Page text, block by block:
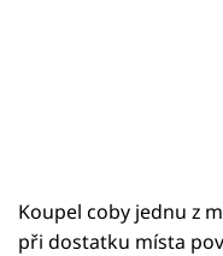
Koupel coby jednu z
při dostatku místa